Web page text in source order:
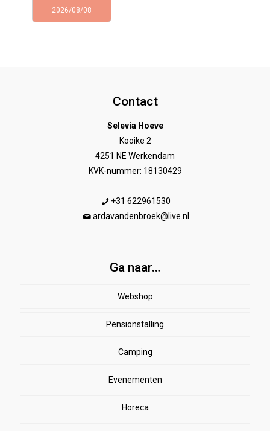
2026/08/08
Contact
Selevia Hoeve
Kooike 2
4251 NE Werkendam
KVK-nummer: 18130429
+31 622961530
ardavandenbroek@live.nl
Ga naar…
Webshop
Paard
Beenbeschermers
EHBO
Dekens
Ruiter
Herenkleding
Dames paardrijkleding
Stal
SALE
Pensionstalling
Camping
Evenementen
Horeca